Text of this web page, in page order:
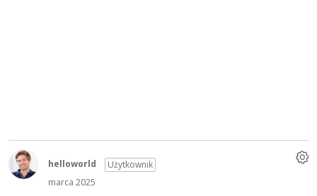
helloworld
Użytkownik
marca 2025